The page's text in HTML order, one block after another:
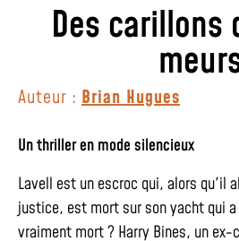
Des carillons
Auteur : Brian Hugues
Un thriller en mode silencieux
Lavell est un escroc qui, alors qu'il
justice, est mort sur son yacht qui
vraiment mort ? Harry Bines, un